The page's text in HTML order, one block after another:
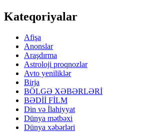
Kateqoriyalar
Afişa
Anonslar
Araşdırma
Astroloji proqnozlar
Avto yeniliklər
Birja
BÖLGƏ XƏBƏRLƏRİ
BƏDİİ FİLM
Din və İlahiyyat
Dünya mətbəxi
Dünya xəbərləri